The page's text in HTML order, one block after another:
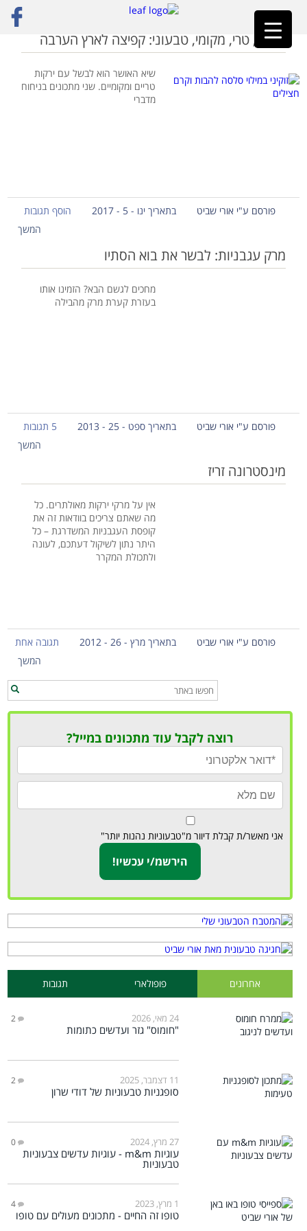
ראשי»מרק עגבניות
עונתי, טרי, מקומי, טבעוני: קפיצה לארץ הערבה
שיא האושר הוא לבשל עם ירקות
טריים ומקומיים. שני מתכונים בניחוח
מדברי
פורסם ע"י אורי שביט בתאריך ינו - 5 - 2017
הוסף תגובות
המשך
מרק עגבניות: לבשר את בוא הסתיו
מחכים לגשם הבא? הזמינו אותו
בעזרת קערת מרק מהבילה
פורסם ע"י אורי שביט בתאריך ספט - 25 - 2013
5 תגובות
המשך
מינסטרונה זריז
אין על מרקי ירקות מאולתרים. כל
מה שאתם צריכים בוודאות זה את
קופסת העגבניות המשדרגת – כל
היתר נתון לשיקול דעתכם, לעונה
ולתכולת המקרר
פורסם ע"י אורי שביט בתאריך מרץ - 26 - 2012
תגובה אחת
המשך
רוצה לקבל עוד מתכונים במייל?
אני מאשר/ת קבלת דיוור מ"טבעוניות נהנות יותר"
אחרונים פופולארי תגובות
24 מאי, 2026 2
"חומוס" גזר ועדשים כתומות
11 דצמבר, 2025 2
סופגניות טבעוניות של דודי שרון
27 מרץ, 2024 0
עוגיות m&m - עוגיות עדשים צבעוניות
טבעוניות
1 מרץ, 2023 4
טופו זה החיים - מתכונים מעולים עם טופו